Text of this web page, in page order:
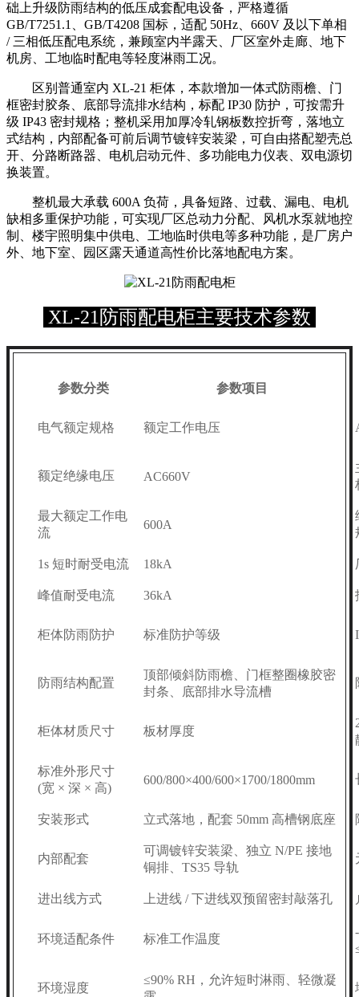
础上升级防雨结构的低压成套配电设备，严格遵循
GB/T7251.1、GB/T4208 国标，适配 50Hz、660V 及以下单相
/ 三相低压配电系统，兼顾室内半露天、厂区室外走廊、地下
机房、工地临时配电等轻度淋雨工况。
区别普通室内 XL-21 柜体，本款增加一体式防雨檐、门
框密封胶条、底部导流排水结构，标配 IP30 防护，可按需升
级 IP43 密封规格；整机采用加厚冷轧钢板数控折弯，落地立
式结构，内部配备可前后调节镀锌安装梁，可自由搭配塑壳总
开、分路断路器、电机启动元件、多功能电力仪表、双电源切
换装置。
整机最大承载 600A 负荷，具备短路、过载、漏电、电机
缺相多重保护功能，可实现厂区总动力分配、风机水泵就地控
制、楼宇照明集中供电、工地临时供电等多种功能，是厂房户
外、地下室、园区露天通道高性价比落地配电方案。
XL-21防雨配电柜主要技术参数
参数分类 参数项目
电气额定规格 额定工作电压
额定绝缘电压 AC660V
最大额定工作电
流
600A
1s 短时耐受电流 18kA
峰值耐受电流 36kA
柜体防雨防护 标准防护等级
防雨结构配置
顶部倾斜防雨檐、门框整圈橡胶密
封条、底部排水导流槽
柜体材质尺寸 板材厚度
标准外形尺寸
(宽 × 深 × 高)
600/800×400/600×1700/1800mm
安装形式 立式落地，配套 50mm 高槽钢底座
内部配套
可调镀锌安装梁、独立 N/PE 接地
铜排、TS35 导轨
进出线方式 上进线 / 下进线双预留密封敲落孔
环境适配条件 标准工作温度
环境湿度
≤90% RH，允许短时淋雨、轻微凝